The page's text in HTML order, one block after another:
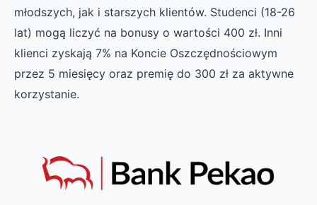
młodszych, jak i starszych klientów. Studenci (18-26
lat) mogą liczyć na bonusy o wartości 400 zł. Inni
klienci zyskają 7% na Koncie Oszczędnościowym
przez 5 miesięcy oraz premię do 300 zł za aktywne
korzystanie.